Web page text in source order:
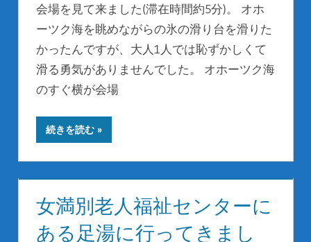
会場を見て来ました(滞在時間約5分)。 オホ
ーツク海を眺めながらの氷の滑り台を滑りた
かったんですが、大人1人では恥ずかしくて
滑る勇気がありませんでした。 オホーツク海
のすぐ横が会場
続きを読む
女満別老人福祉センターに
ある足湯に行ってきまし